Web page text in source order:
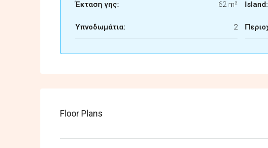
Έκταση γης: 62 m²
Υπνοδωμάτια: 2
Island:
Floor Plans